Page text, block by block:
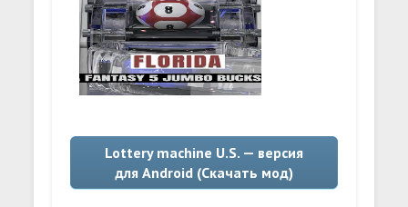
Lottery machine U.S. — версия
для Android (Скачать мод)